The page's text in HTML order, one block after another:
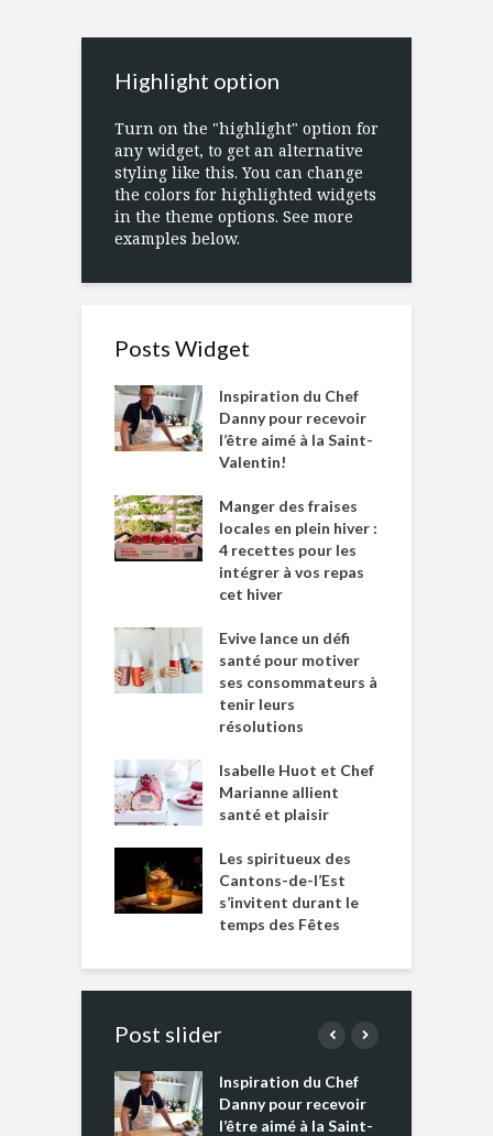
Highlight option
Turn on the "highlight" option for
any widget, to get an alternative
styling like this. You can change
the colors for highlighted widgets
in the theme options. See more
examples below.
Posts Widget
Inspiration du Chef
Danny pour recevoir
l’être aimé à la Saint-
Valentin!
Manger des fraises
locales en plein hiver :
4 recettes pour les
intégrer à vos repas
cet hiver
Evive lance un défi
santé pour motiver
ses consommateurs à
tenir leurs
résolutions
Isabelle Huot et Chef
Marianne allient
santé et plaisir
Les spiritueux des
Cantons-de-l’Est
s’invitent durant le
temps des Fêtes
Post slider
Inspiration du Chef
Danny pour recevoir
l’être aimé à la Saint-